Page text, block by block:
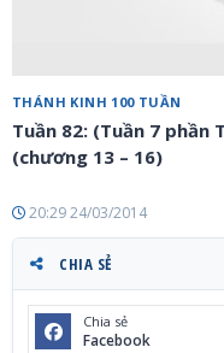
THÁNH KINH 100 TUẦN
Tuần 82: (Tuần 7
(chương 13 – 16)
20:29 24/03/2014
CHIA SẺ
Chia sẻ
Facebook